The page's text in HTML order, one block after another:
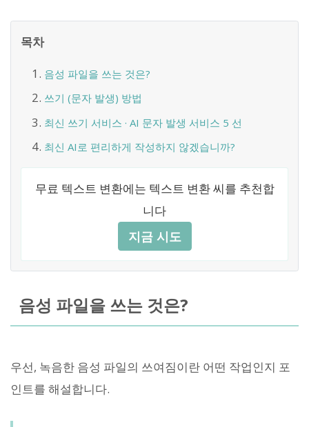
목차
음성 파일을 쓰는 것은?
쓰기 (문자 발생) 방법
최신 쓰기 서비스 · AI 문자 발생 서비스 5 선
최신 AI로 편리하게 작성하지 않겠습니까?
무료 텍스트 변환에는 텍스트 변환 씨를 추천합
니다
지금 시도
음성 파일을 쓰는 것은?
우선, 녹음한 음성 파일의 쓰여짐이란 어떤 작업인지 포
인트를 해설합니다.